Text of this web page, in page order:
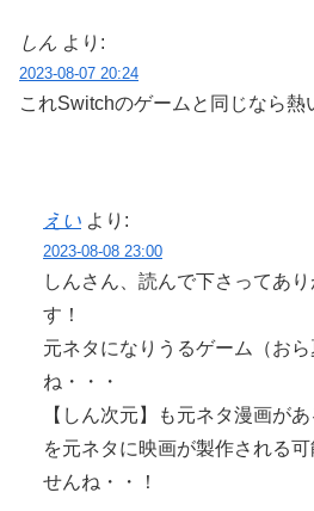
しん より:
2023-08-07 20:24
これSwitchのゲームと同じなら熱
えい より:
2023-08-08 23:00
しんさん、読んで下さってあ
す！
元ネタになりうるゲーム（お
ね・・・
【しん次元】も元ネタ漫画が
を元ネタに映画が製作される
せんね・・！